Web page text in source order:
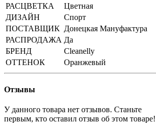
РАСЦВЕТКА
Цветная
ДИЗАЙН
Спорт
ПОСТАВЩИК Донецкая Мануфактура
РАСПРОДАЖА Да
БРЕНД
Cleanelly
ОТТЕНОК
Оранжевый
Отзывы
У данного товара нет отзывов. Станьте
первым, кто оставил отзыв об этом товаре!